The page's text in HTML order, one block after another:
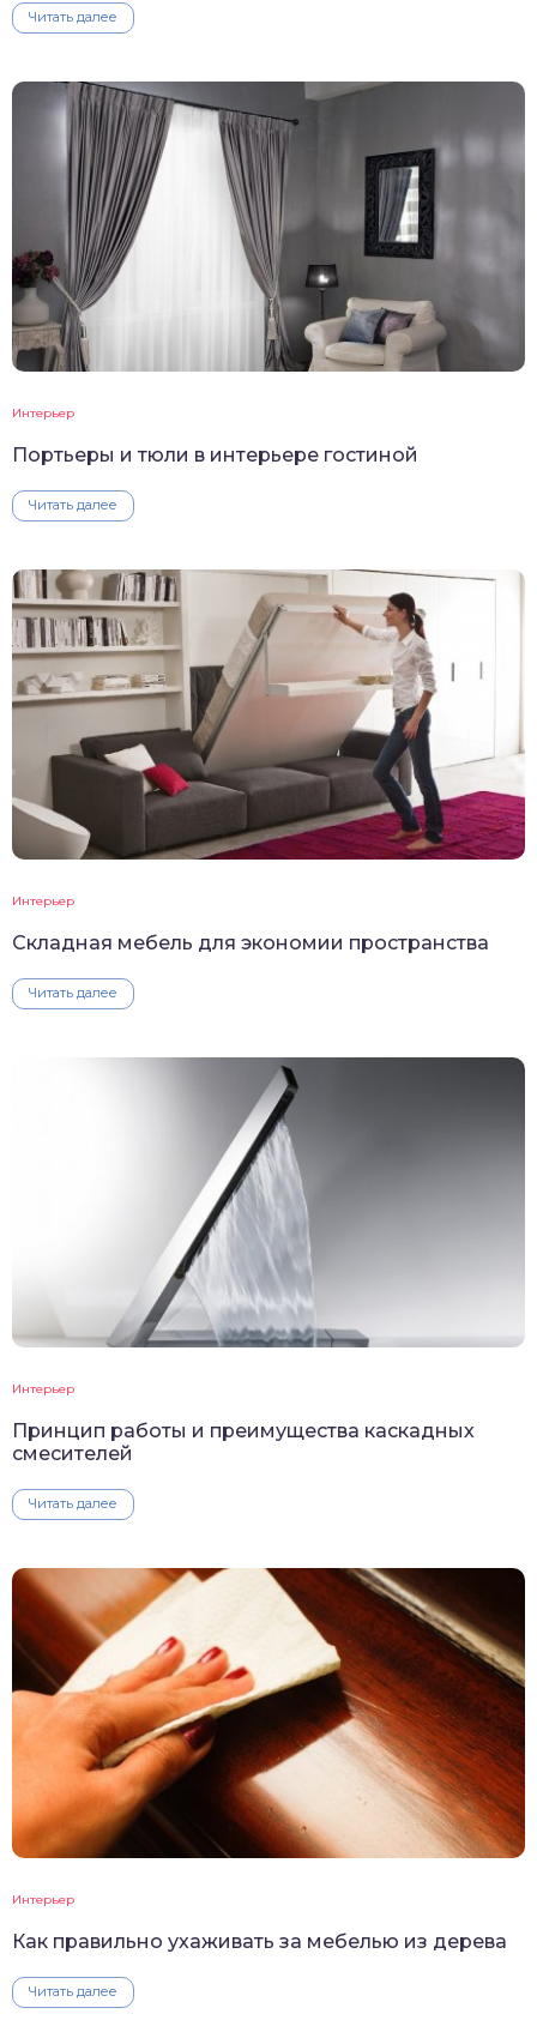
Читать далее
Интерьер
Портьеры и тюли в интерьере гостиной
Читать далее
Интерьер
Складная мебель для экономии пространства
Читать далее
Интерьер
Принцип работы и преимущества каскадных
смесителей
Читать далее
Интерьер
Как правильно ухаживать за мебелью из дерева
Читать далее